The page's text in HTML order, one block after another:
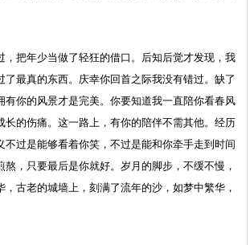
把年少当做了轻狂的借口。后知后觉才发现，我
了最真的东西。庆幸你回首之际我没有错过。缺了
有你的风景才是完美。你要知道我一直陪你看春风
长的伤痛。这一路上，有你的陪伴不需其他。经历
不过是能够看着你笑，不过是能和你牵手走到时间
熬，只要最后是你就好。岁月的脚步，不缓不慢，
，古老的城墙上，刻满了流年的沙，如梦中繁华，